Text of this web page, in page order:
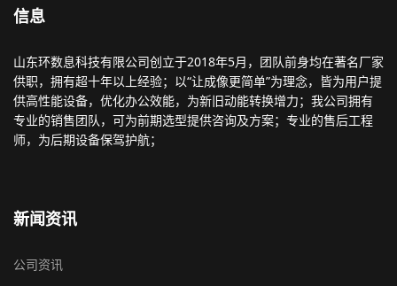
信息
山东环数息科技有限公司创立于2018年5月，团队前身均在著名厂家
供职，拥有超十年以上经验；以“让成像更简单”为理念，皆为用户提
供高性能设备，优化办公效能，为新旧动能转换增力；我公司拥有
专业的销售团队，可为前期选型提供咨询及方案；专业的售后工程
师，为后期设备保驾护航；
新闻资讯
公司资讯